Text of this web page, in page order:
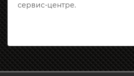
сервис-центре.